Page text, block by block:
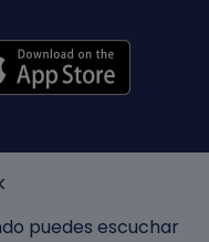
puedes escuchar